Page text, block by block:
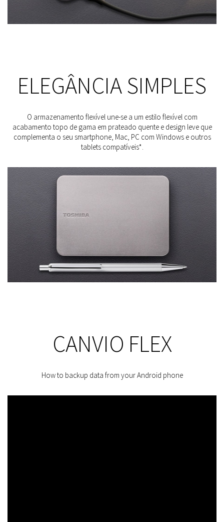
ELEGÂNCIA SIMPLES
O armazenamento flexível une-se a um estilo flexível com
acabamento topo de gama em prateado quente e design leve que
complementa o seu smartphone, Mac, PC com Windows e outros
tablets compatíveis*.
CANVIO FLEX
How to backup data from your Android phone